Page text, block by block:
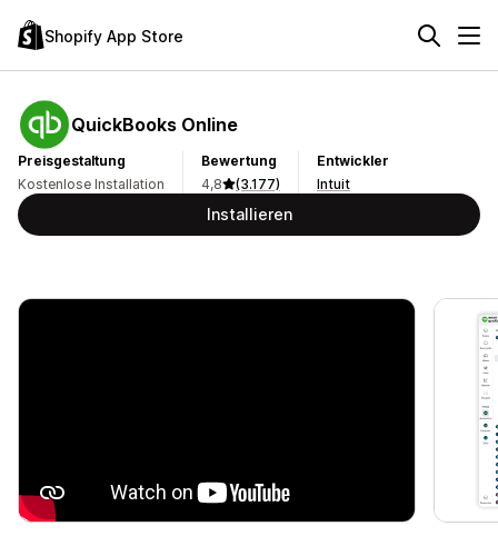
Shopify App Store
QuickBooks Online
Preisgestaltung
Kostenlose Installation
Bewertung
4,8
(3.177)
Entwickler
Intuit
Installieren